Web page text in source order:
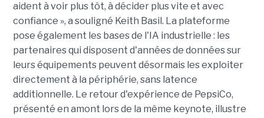
aident à voir plus tôt, à décider plus vite et avec
confiance », a souligné Keith Basil. La plateforme
pose également les bases de l'IA industrielle : les
partenaires qui disposent d'années de données sur
leurs équipements peuvent désormais les exploiter
directement à la périphérie, sans latence
additionnelle. Le retour d'expérience de PepsiCo,
présenté en amont lors de la même keynote, illustre